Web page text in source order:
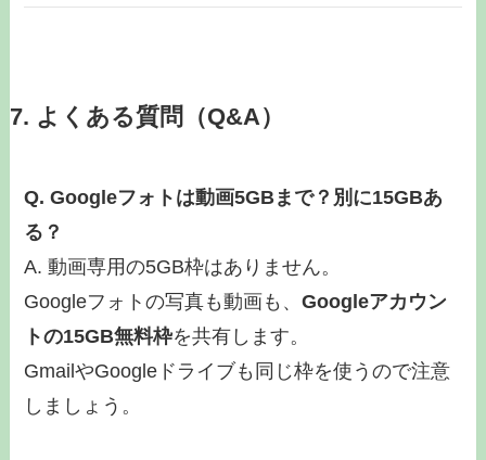
7. よくある質問（Q&A）
Q. Googleフォトは動画5GBまで？別に15GBあ
る？
A. 動画専用の5GB枠はありません。
Googleフォトの写真も動画も、Googleアカウン
トの15GB無料枠を共有します。
GmailやGoogleドライブも同じ枠を使うので注意
しましょう。